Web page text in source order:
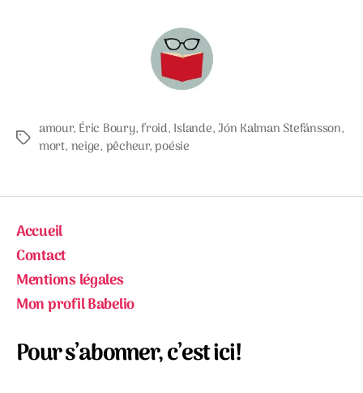
Étiquettes
amour, Éric Boury,froid, Islande,Jón Kalman Stefánsson,
mort, neige, pêcheur,poésie
Accueil
Contact
Mentions légales
Mon profil Babelio
Pour s’abonner, c’est ici!